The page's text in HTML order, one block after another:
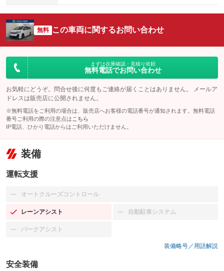
無料 この車両に関するお問い合わせ
まずは在庫確認・見積り依頼
無料電話でお問い合わせ
お気軽にどうぞ。問合せ後に何度もご連絡が届くことはありません。 メールア
ドレスは販売店に公開されません。
※無料電話をご利用の場合は、販売店へお客様の電話番号が通知されます。無料電話
番号ご利用の際の注意点は こちら
IP電話、ひかり電話からはご利用いただけません。
装備
運転支援
オートクルーズコントロール
：装備なし
レーンアシスト
：装備あり 自動駐車システム
：装備なし
パークアシスト
：装備なし
装備略号／用語解説
安全装備